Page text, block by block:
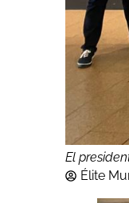
El
Élite